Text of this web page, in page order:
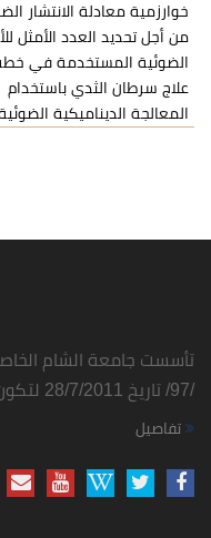
خوارزمية معادلة الانتشار
من أجل تحديد العدد الأمثل
الضوئية المستخدمة في
علاج سرطان الثدي باستخدام
المعالجة الديناميكية
تأسست جامعة الشام
/97/ تاريخ 28/7/2011 لتكون مؤسسة رائدة في التعليم العالي.
تفاصيل